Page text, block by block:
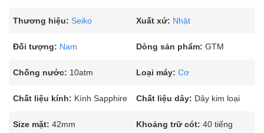
Thương hiệu: Seiko Xuất xứ: Nhật
Đối tượng: Nam Dòng sản phẩm: GTM
Chống nước: 10atm Loại máy: Cơ
Chất liệu kính: Kính Sapphire Chất liệu dây: Dây kim loại
Size mặt: 42mm Khoảng trữ cót: 40 tiếng